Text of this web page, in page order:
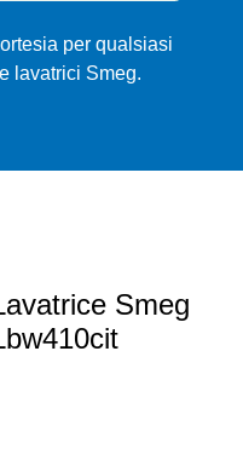
per qualsiasi
lavatrici Smeg.
Smeg